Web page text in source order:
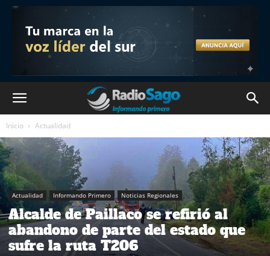
Inicio Actualidad
Actualidad Informando Primero Noticias Regionales
Alcalde de Paillaco se refirió al
abandono de parte del estado que
sufre la ruta T206